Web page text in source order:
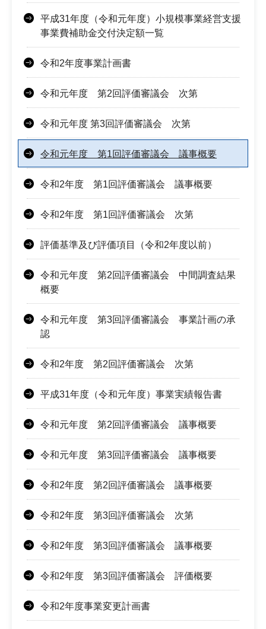
平成31年度（令和元年度）小規模事業経営支援
事業費補助金交付決定額一覧
令和2年度事業計画書
令和元年度 第2回評価審議会 次第
令和元年度 第3回評価審議会 次第
令和元年度 第1回評価審議会 議事概要
令和2年度 第1回評価審議会 議事概要
令和2年度 第1回評価審議会 次第
評価基準及び評価項目（令和2年度以前）
令和元年度 第2回評価審議会 中間調査結果
概要
令和元年度 第3回評価審議会 事業計画の承
認
令和2年度 第2回評価審議会 次第
平成31年度（令和元年度）事業実績報告書
令和元年度 第2回評価審議会 議事概要
令和元年度 第3回評価審議会 議事概要
令和2年度 第2回評価審議会 議事概要
令和2年度 第3回評価審議会 次第
令和2年度 第3回評価審議会 議事概要
令和2年度 第3回評価審議会 評価概要
令和2年度事業変更計画書